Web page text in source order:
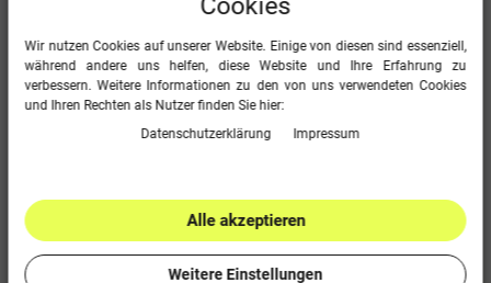
Spedition an die gewünschte Adresse geliefert. 1-3 Tage vorab,
erfolgt ein Anruf der Spedition, um den Zeitpunkt der Zustellung
abzusprechen. Bei der Lieferung ins Ausland fallen zusätzliche
auftreten, sorgen wir für eine schnelle und unkomplizierte
Lösung!
Im Überblick
Wir nutzen Cookies auf unserer Website. Einige von diesen sind essenziell,
während andere uns helfen, diese Website und Ihre Erfahrung zu
verbessern. Weitere Informationen zu den von uns verwendeten Cookies
und Ihren Rechten als Nutzer finden Sie hier:
Daten­schutz­erklärung
Impressum
Alle akzeptieren
Weitere Einstellungen